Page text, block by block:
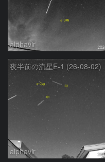
alphavir
夜半前の流星E-1 (26-08-02)
alphavir